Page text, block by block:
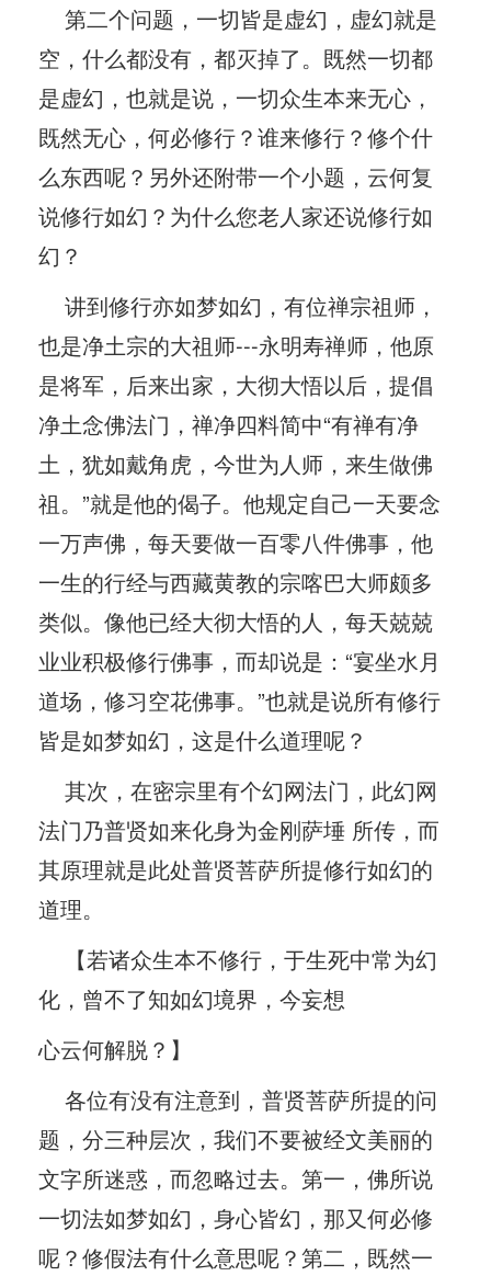
第二个问题，一切皆是虚幻，虚幻就是
空，什么都没有，都灭掉了。既然一切都
是虚幻，也就是说，一切众生本来无心，
既然无心，何必修行？谁来修行？修个什
么东西呢？另外还附带一个小题，云何复
说修行如幻？为什么您老人家还说修行如
幻？
讲到修行亦如梦如幻，有位禅宗祖师，
也是净土宗的大祖师---永明寿禅师，他原
是将军，后来出家，大彻大悟以后，提倡
净土念佛法门，禅净四料简中“有禅有净
土，犹如戴角虎，今世为人师，来生做佛
祖。”就是他的偈子。他规定自己一天要念
一万声佛，每天要做一百零八件佛事，他
一生的行经与西藏黄教的宗喀巴大师颇多
类似。像他已经大彻大悟的人，每天兢兢
业业积极修行佛事，而却说是：“宴坐水月
道场，修习空花佛事。”也就是说所有修行
皆是如梦如幻，这是什么道理呢？
其次，在密宗里有个幻网法门，此幻网
法门乃普贤如来化身为金刚萨埵 所传，而
其原理就是此处普贤菩萨所提修行如幻的
道理。
【若诸众生本不修行，于生死中常为幻
化，曾不了知如幻境界，今妄想
心云何解脱？】
各位有没有注意到，普贤菩萨所提的问
题，分三种层次，我们不要被经文美丽的
文字所迷惑，而忽略过去。第一，佛所说
一切法如梦如幻，身心皆幻，那又何必修
呢？修假法有什么意思呢？第二，既然一